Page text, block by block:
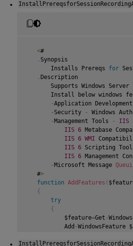
<#
. Synopsis
       Installs Prereqs
for
. Description
       Supports Windows Server
Install below windows
-Application Development
- Security -
Windows
-Management Tools - IIS
IIS 6 Metabase
IIS 6 WMI
IIS 6 Scripting
IIS 6 Management
-Microsoft Message
   #
>
function AddFeatures (
{
try
{
           $feature
=Get -
           Add
-WindowsFeature
catch